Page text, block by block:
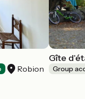
Robion
Gîte
Group